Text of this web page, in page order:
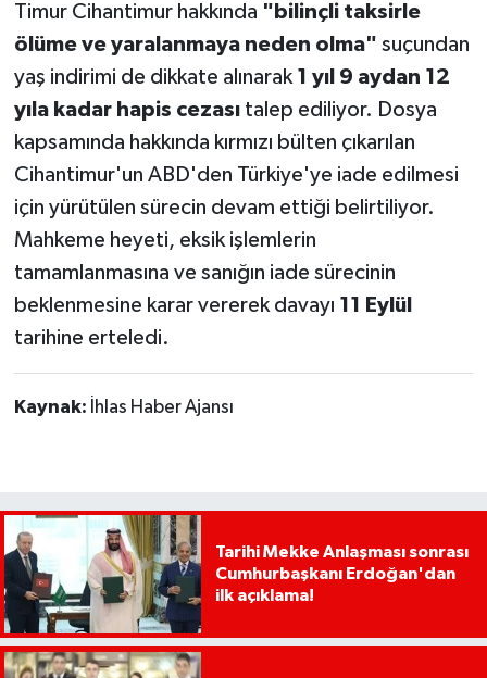
Timur Cihantimur hakkında "bilinçli taksirle
ölüme ve yaralanmaya neden olma" suçundan
yaş indirimi de dikkate alınarak 1 yıl 9 aydan 12
yıla kadar hapis cezasıtalep ediliyor. Dosya
kapsamında hakkında kırmızı bülten çıkarılan
Cihantimur'un ABD'den Türkiye'ye iade edilmesi
için yürütülen sürecin devam ettiği belirtiliyor.
Mahkeme heyeti, eksik işlemlerin
tamamlanmasına ve sanığın iade sürecinin
beklenmesine karar vererek davayı 11 Eylül
tarihine erteledi.
Kaynak: İhlas Haber Ajansı
Tarihi Mekke Anlaşması sonrası
Cumhurbaşkanı Erdoğan'dan
ilk açıklama!